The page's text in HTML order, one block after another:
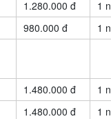
1.280.000 đ
1
980.000 đ 1
1.480.000 đ
1
1.480.000 đ
1